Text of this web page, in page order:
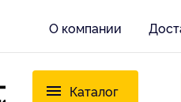
О компании
Каталог